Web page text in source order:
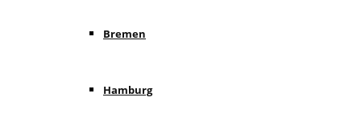
Bremen
Hamburg